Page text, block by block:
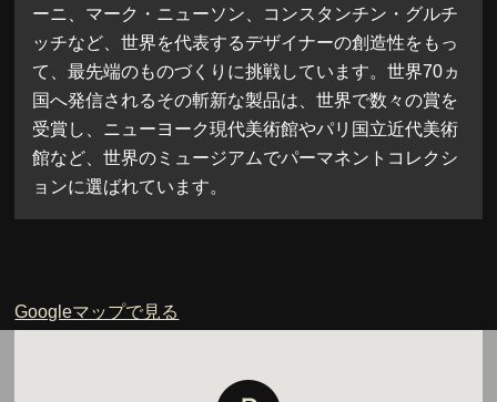
ーニ、マーク・ニューソン、コンスタンチン・グルチ
ッチなど、世界を代表するデザイナーの創造性をもっ
て、最先端のものづくりに挑戦しています。世界70ヵ
国へ発信されるその斬新な製品は、世界で数々の賞を
受賞し、ニューヨーク現代美術館やパリ国立近代美術
館など、世界のミュージアムでパーマネントコレクシ
ョンに選ばれています。
Googleマップで見る